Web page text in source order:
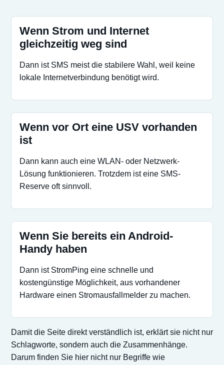
Wenn Strom und Internet
gleichzeitig weg sind
Dann ist SMS meist die stabilere Wahl, weil keine
lokale Internetverbindung benötigt wird.
Wenn vor Ort eine USV vorhanden
ist
Dann kann auch eine WLAN- oder Netzwerk-
Lösung funktionieren. Trotzdem ist eine SMS-
Reserve oft sinnvoll.
Wenn Sie bereits ein Android-
Handy haben
Dann ist StromPing eine schnelle und
kostengünstige Möglichkeit, aus vorhandener
Hardware einen Stromausfallmelder zu machen.
Damit die Seite direkt verständlich ist, erklärt sie nicht nur
Schlagworte, sondern auch die Zusammenhänge.
Darum finden Sie hier nicht nur Begriffe wie